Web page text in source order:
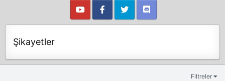
Şikayetler
Filtreler